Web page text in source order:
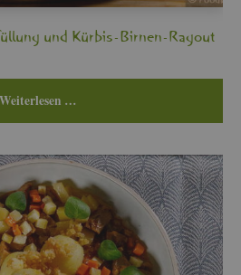
und Kür­bis-Bir­nen-Ra­gout
Wei­ter­le­sen …